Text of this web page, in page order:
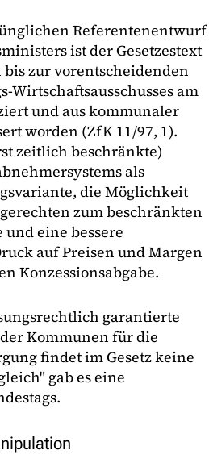
Referentenentwurf
ist der Gesetzestext
zur vorentscheidenden
Wirtschaftsausschusses am
und aus kommunaler
worden (ZfK 11/97, 1).
zeitlich beschränkte)
als
die Möglichkeit
zum beschränkten
eine bessere
auf Preisen und Margen
Konzessionsabgabe.
garantierte
Kommunen für die
findet im Gesetz keine
gab es eine